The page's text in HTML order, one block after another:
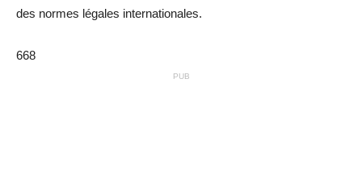
des normes légales internationales.
668
PUB